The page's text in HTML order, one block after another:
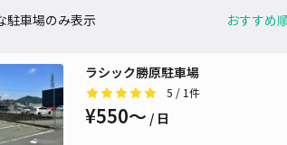
駐車場のみ表示
ラシック勝原駐車場
5 / 1件
¥550〜 / 日